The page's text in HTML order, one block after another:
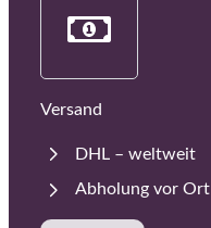
Versand
DHL – weltweit
Abholung vor Ort